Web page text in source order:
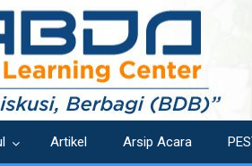
Artikel Arsip Acara